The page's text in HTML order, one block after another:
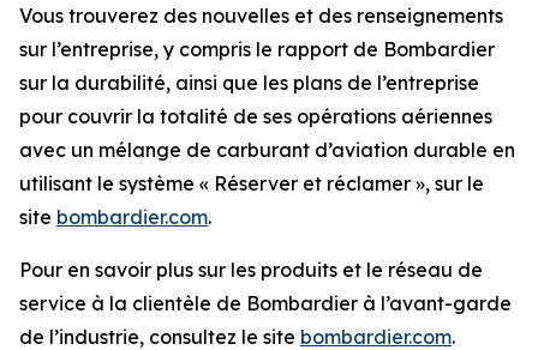
Vous trouverez des nouvelles et des renseignements
sur l’entreprise, y compris le rapport de Bombardier
sur la durabilité, ainsi que les plans de l’entreprise
pour couvrir la totalité de ses opérations aériennes
avec un mélange de carburant d’aviation durable en
utilisant le système « Réserver et réclamer », sur le
site bombardier.com.
Pour en savoir plus sur les produits et le réseau de
service à la clientèle de Bombardier à l’avant-garde
de l’industrie, consultez le site bombardier.com.